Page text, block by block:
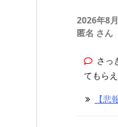
2026年8
匿名 さん
さっ
てもら
【